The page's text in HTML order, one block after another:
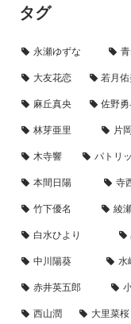
タグ
永瀬ゆずな
大友花恋
若月
麻丘真央
佐野
林芽亜里
片
木寺響
パトリ
本間日陽
寺
竹下優名
綾
白水ひより
中川陽葵
水
赤井英五郎
西山潤
大里菜桜